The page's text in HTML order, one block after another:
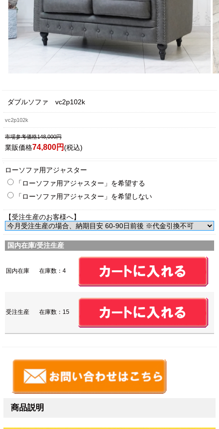
ダブルソファ vc2p102k
vc2p102k
市場参考価格148,000円
業販価格74,800円(税込)
ローソファ用アジャスター
「ローソファ用アジャスター」を希望する
「ローソファ用アジャスター」を希望しない
【受注生産のお客様へ】
国内在庫/受注生産
国内在庫 在庫数：4
受注生産 在庫数：15
商品説明